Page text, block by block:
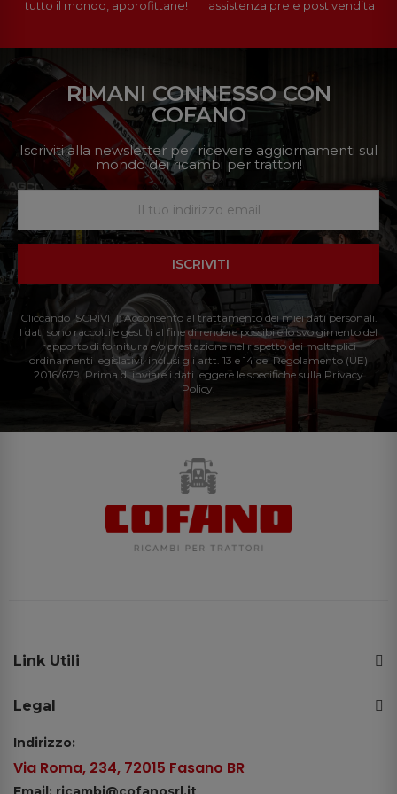
tutto il mondo, approfittane!
assistenza pre e post vendita
RIMANI CONNESSO CON
COFANO
Iscriviti alla newsletter per ricevere aggiornamenti sul
mondo dei ricambi per trattori!
ISCRIVITI
Cliccando ISCRIVITI: Acconsento al trattamento dei miei dati personali.
I dati sono raccolti e gestiti al fine di rendere possibile lo svolgimento del
rapporto di fornitura e/o prestazione nel rispetto dei molteplici
ordinamenti legislativi, inclusi gli artt. 13 e 14 del Regolamento (UE)
2016/679. Prima di inviare i dati leggere le specifiche sulla Privacy
Policy.
Link Utili
Legal
Indirizzo:
Via Roma, 234, 72015 Fasano BR